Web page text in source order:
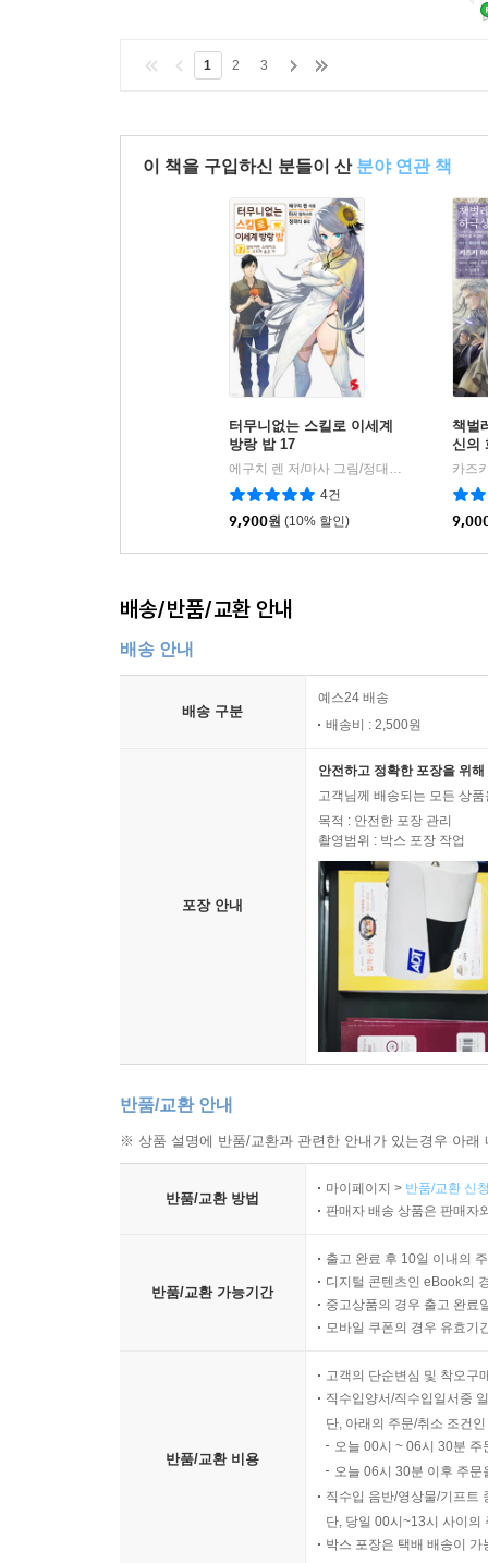
1 2 3
이 책을 구입하신 분들이 산 분야 연관 책
터무니없는 스킬로 이세계
방랑 밥 17
에구치 렌 저/마사 그림/정대식 역
소미미디
4건
9,900원 (10% 할인)
책벌
신의
배송/반품/교환 안내
배송 안내
배송 구분
예스24 배송
배송비 : 2,500원
포장 안내
안전하고 정확한 포장을 위
고객님께 배송되는 모든 상
목적 : 안전한 포장 관리
촬영범위 : 박스 포장 작업
반품/교환 안내
※ 상품 설명에 반품/교환과 관련한 안내가 있는경우 아
반품/교환 방법
마이페이지 > 반품/교환 신
판매자 배송 상품은 판매자
반품/교환 가능기간
출고 완료 후 10일 이내의
디지털 콘텐츠인 eBook의
중고상품의 경우 출고 완료
모바일 쿠폰의 경우 유효기
반품/교환 비용
고객의 단순변심 및 착오구
직수입양서/직수입일서중
단, 아래의 주문/취소 조건
오늘 00시 ~ 06시 30분
오늘 06시 30분 이후 주
직수입 음반/영상물/기프트
단, 당일 00시~13시 사이의
박스 포장은 택배 배송이